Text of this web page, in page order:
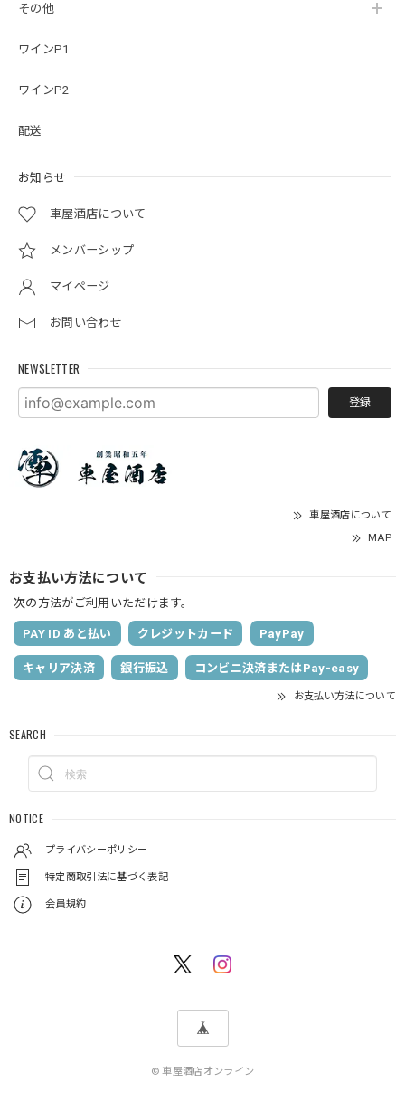
その他
ワインP1
ワインP2
配送
お知らせ
車屋酒店について
メンバーシップ
マイページ
お問い合わせ
NEWSLETTER
登録
車屋酒店について
MAP
お支払い方法について
次の方法がご利用いただけます。
PAY ID あと払い クレジットカード PayPay
キャリア決済 銀行振込 コンビニ決済またはPay-easy
お支払い方法について
SEARCH
NOTICE
プライバシーポリシー
特定商取引法に基づく表記
会員規約
© 車屋酒店オンライン